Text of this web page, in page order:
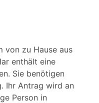
von zu Hause aus
enthält eine
Sie benötigen
Ihr Antrag wird an
Person in